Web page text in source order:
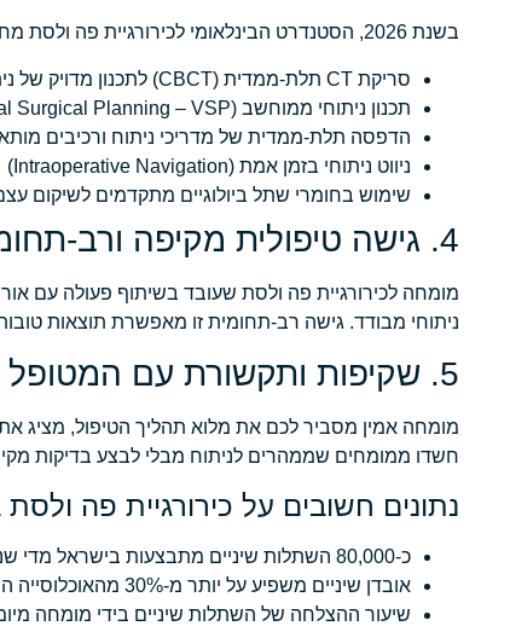
בשנת 2026, הסטנדרט הבינלאומי לכירורגיית פה ולסת מחייב גישה לטכנולוגיות כגון:
סריקת CT תלת-ממדית (CBCT) לתכנון מדויק של ניתוחים
תכנון ניתוחי ממוחשב (Virtual Surgical Planning – VSP)
הדפסה תלת-ממדית של מדריכי ניתוח ורכיבים
ניווט ניתוחי בזמן אמת (Intraoperative Navigation)
שימוש בחומרי שתל ביולוגיים מתקדמים לשיקום
4. גישה טיפולית מקיפה ורב-תחומית
מומחה לכירורגיית פה ולסת שעובד בשיתוף פעולה עם
ניתוחי מבודד. גישה רב-תחומית זו מאפשרת תוצאות
5. שקיפות ותקשורת עם המטופל
מומחה אמין מסביר לכם את מלוא תהליך הטיפול, מציג
חשדו ממומחים שממהרים לניתוח מבלי לבצע בדיקות
נתונים חשובים על כירורגיית פה
כ-80,000 השתלות שיניים מתבצעות בישראל מדי שנה, מספר הנמצא בעלייה עקבית בשנים האחרונות.
אובדן שיניים משפיע על יותר מ-30% מהאוכלוסייה הבוגרת בגיל 50+, ומהווה גורם סיכון משמעותי לבעיות תזונתיות ואיכות חיים.
שיעור ההצלחה של השתלות שיניים בידי מומחה מיומן עומד על